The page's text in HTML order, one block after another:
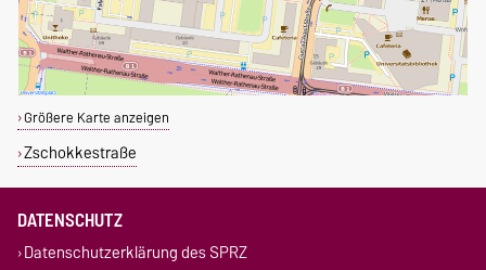
Größere Karte anzeigen
Zschokkestraße
DATENSCHUTZ
Datenschutzerklärung des SPRZ